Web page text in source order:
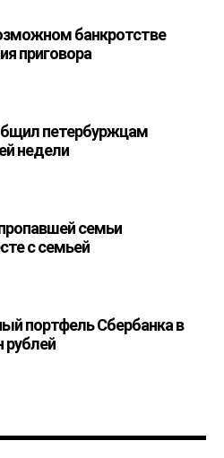
банкротстве
приговора
петербуржцам
недели
семьи
с семьей
портфель Сбербанка в
рублей